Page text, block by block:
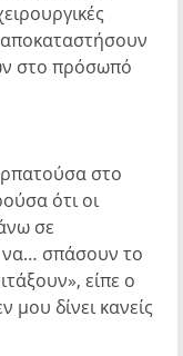
στο πρόσωπό
στο
ότι οι
σε
να… σπάσουν το
είπε ο
μου δίνει κανείς